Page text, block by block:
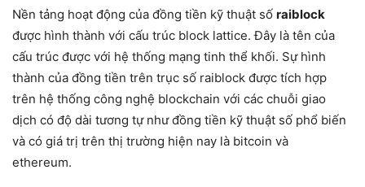
Nền tảng hoạt động của đồng tiền kỹ thuật số raiblock
được hình thành với cấu trúc block lattice. Đây là tên của
cấu trúc được với hệ thống mạng tinh thể khối. Sự hình
thành của đồng tiền trên trục số raiblock được tích hợp
trên hệ thống công nghệ blockchain với các chuỗi giao
dịch có độ dài tương tự như đồng tiền kỹ thuật số phổ biến
và có giá trị trên thị trường hiện nay là bitcoin và
ethereum.